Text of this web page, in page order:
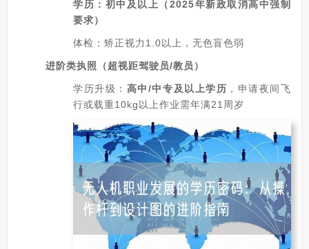
学历：初中及以上（2025年新政取消高中强制
要求）
体检：矫正视力1.0以上，无色盲色弱
进阶类执照（超视距驾驶员/教员）
学历升级： 高中/中专及以上学历 ，申请夜间飞
行或载重10kg以上作业需年满21周岁